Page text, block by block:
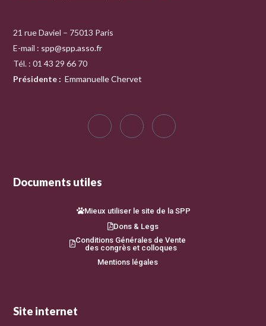
21 rue Daviel – 75013 Paris
E-mail : spp@spp.asso.fr
Tél. : 01 43 29 66 70
Présidente : Emmanuelle Chervet
Documents utiles
Mieux utiliser le site de la SPP
Dons & Legs
Conditions Générales de Vente
des congrès et colloques
Mentions légales
Site internet